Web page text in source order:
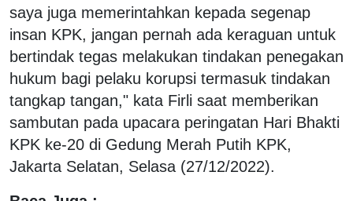
saya juga memerintahkan kepada segenap
insan KPK, jangan pernah ada keraguan untuk
bertindak tegas melakukan tindakan penegakan
hukum bagi pelaku korupsi termasuk tindakan
tangkap tangan," kata Firli saat memberikan
sambutan pada upacara peringatan Hari Bhakti
KPK ke-20 di Gedung Merah Putih KPK,
Jakarta Selatan, Selasa (27/12/2022).